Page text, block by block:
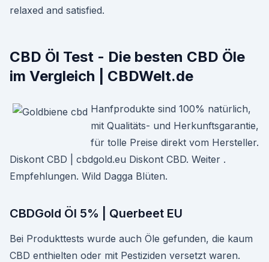
relaxed and satisfied.
CBD Öl Test - Die besten CBD Öle
im Vergleich | CBDWelt.de
Hanfprodukte sind 100% natürlich,
mit Qualitäts- und Herkunftsgarantie,
für tolle Preise direkt vom Hersteller.
Diskont CBD | cbdgold.eu Diskont CBD. Weiter .
Empfehlungen. Wild Dagga Blüten.
CBDGold Öl 5% | Querbeet EU
Bei Produkttests wurde auch Öle gefunden, die kaum
CBD enthielten oder mit Pestiziden versetzt waren.